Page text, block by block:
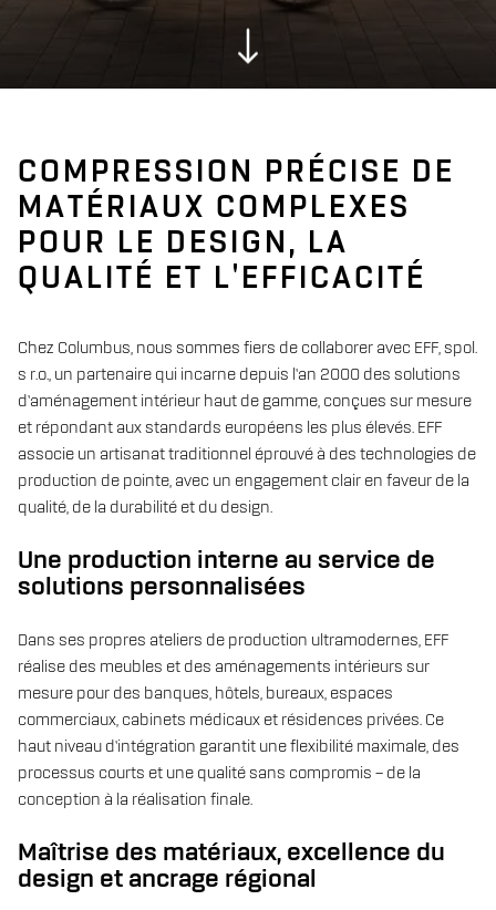
COMPRESSION PRÉCISE DE
MATÉRIAUX COMPLEXES
POUR LE DESIGN, LA
QUALITÉ ET L'EFFICACITÉ
Chez Columbus, nous sommes fiers de collaborer avec EFF, spol.
s r.o., un partenaire qui incarne depuis l’an 2000 des solutions
d’aménagement intérieur haut de gamme, conçues sur mesure
et répondant aux standards européens les plus élevés. EFF
associe un artisanat traditionnel éprouvé à des technologies de
production de pointe, avec un engagement clair en faveur de la
qualité, de la durabilité et du design.
Une production interne au service de
solutions personnalisées
Dans ses propres ateliers de production ultramodernes, EFF
réalise des meubles et des aménagements intérieurs sur
mesure pour des banques, hôtels, bureaux, espaces
commerciaux, cabinets médicaux et résidences privées. Ce
haut niveau d’intégration garantit une flexibilité maximale, des
processus courts et une qualité sans compromis – de la
conception à la réalisation finale.
Maîtrise des matériaux, excellence du
design et ancrage régional